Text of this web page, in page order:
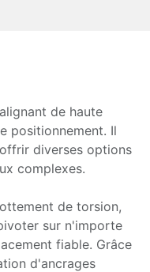
de haute
positionnement. Il
diverses options
complexes.
de torsion,
sur n'importe
fiable. Grâce
d'ancrages